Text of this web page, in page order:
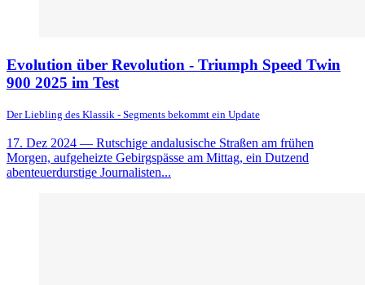
Evolution über Revolution - Triumph Speed Twin
900 2025 im Test
Der Liebling des Klassik - Segments bekommt ein Update
17. Dez 2024 — Rutschige andalusische Straßen am frühen
Morgen, aufgeheizte Gebirgspässe am Mittag, ein Dutzend
abenteuerdurstige Journalisten...